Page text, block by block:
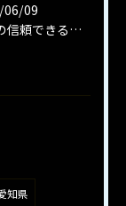
06/09
愛知県の信頼できるミニチュアピンシャーブリーダーの魅力
知県